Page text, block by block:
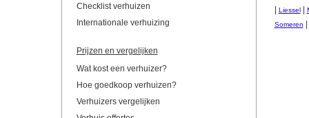
Checklist verhuizen
Internationale verhuizing
Prijzen en vergelijken
Wat kost een verhuizer?
Hoe goedkoop verhuizen?
Verhuizers vergelijken
Liessel|
Someren